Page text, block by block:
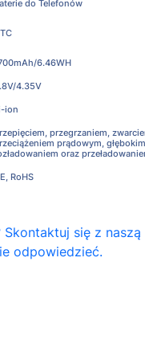
do Telefonów
6.46WH
4.35V
ion
przegrzaniem,
prądowym, głębokim
oraz
RoHS
się z naszą
odpowiedzieć.